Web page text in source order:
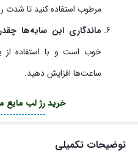
مرطوب استفاده کنید تا
ماندگاری این سایه‌ها
خوب است و با استفاده از
ساعت‌ها افزایش دهید.
خریدرژ لب مایع
توضیحات تکمیلی